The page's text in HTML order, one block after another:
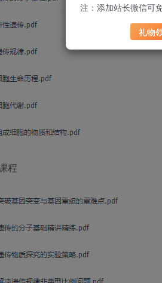
程
注：添加站长微信可
礼物